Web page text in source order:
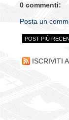
0 commenti:
Posta un
POST PIÙ
ISCRIVITI